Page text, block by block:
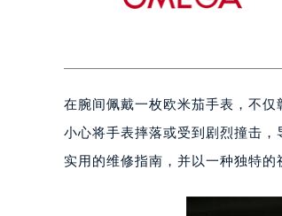
在腕间佩戴一枚欧米茄手表，不
小心将手表摔落或受到剧烈撞击
实用的维修指南，并以一种独特